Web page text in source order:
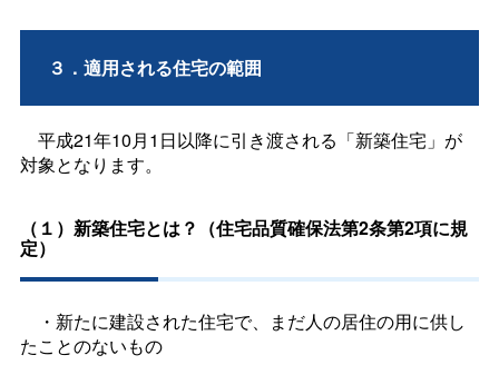
３．適用される住宅の範囲
平成21年10月1日以降に引き渡される「新築住宅」が
対象となります。
（１）新築住宅とは？（住宅品質確保法第2条第2項に規
定）
・新たに建設された住宅で、まだ人の居住の用に供し
たことのないもの